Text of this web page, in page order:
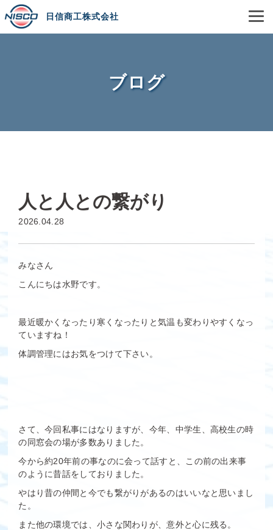
日信商工株式会社
ブログ
人と人との繋がり
2026.04.28
みなさん
こんにちは水野です。
最近暖かくなったり寒くなったりと気温も変わりやすくなっ
ていますね！
体調管理にはお気をつけて下さい。
さて、今回私事にはなりますが、今年、中学生、高校生の時
の同窓会の場が多数ありました。
今から約20年前の事なのに会って話すと、この前の出来事
のように昔話をしておりました。
やはり昔の仲間と今でも繋がりがあるのはいいなと思いまし
た。
また他の環境では、小さな関わりが、意外と心に残る。